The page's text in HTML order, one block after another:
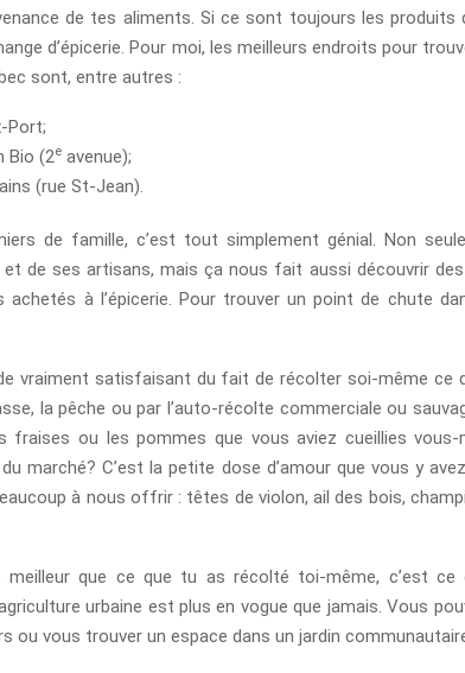
de tes aliments. Si ce sont toujours les produits
d’épicerie. Pour moi, les meilleurs endroits pour
sont, entre autres :
Port;
Bio (2e avenue);
(rue St-Jean).
de famille, c’est tout simplement génial. Non
de ses artisans, mais ça nous fait aussi découvrir des
achetés à l’épicerie. Pour trouver un point de chute
vraiment satisfaisant du fait de récolter soi-même ce
la pêche ou par l’auto-récolte commerciale ou
fraises ou les pommes que vous aviez cueillies vous-
marché? C’est la petite dose d’amour que vous y
à nous offrir : têtes de violon, ail des bois,
meilleur que ce que tu as récolté toi-même, c’est
urbaine est plus en vogue que jamais. Vous
ou vous trouver un espace dans un jardin